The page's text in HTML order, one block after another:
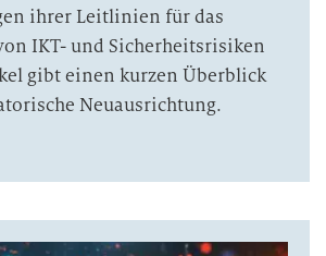
ihrer Leitlinien für das
IKT- und Sicherheitsrisiken
gibt einen kurzen Überblick
Neuausrichtung.